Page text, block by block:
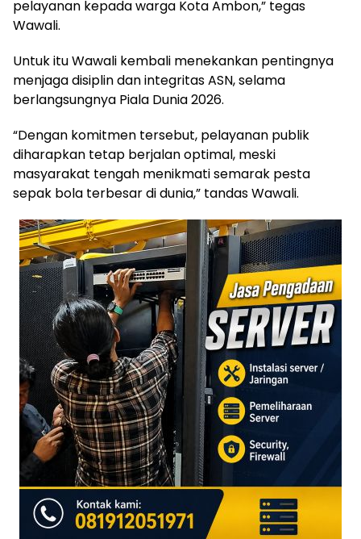
pelayanan kepada warga Kota Ambon,” tegas
Wawali.
Untuk itu Wawali kembali menekankan pentingnya
menjaga disiplin dan integritas ASN, selama
berlangsungnya Piala Dunia 2026.
“Dengan komitmen tersebut, pelayanan publik
diharapkan tetap berjalan optimal, meski
masyarakat tengah menikmati semarak pesta
sepak bola terbesar di dunia,” tandas Wawali.